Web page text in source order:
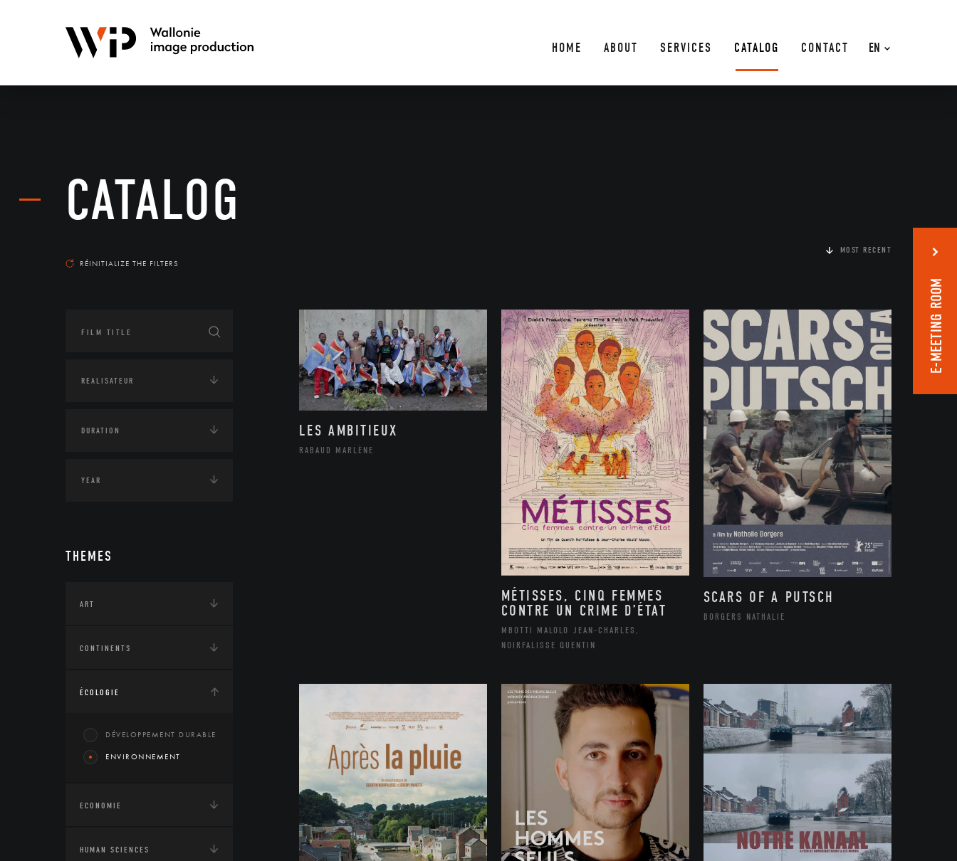
EN
HOME ABOUT SERVICES CATALOG CONTACT
CATALOG
RÉINITIALIZE THE FILTERS
THEMES
ART
CONTINENTS
ÉCOLOGIE
DÉVELOPPEMENT DURABLE
ENVIRONNEMENT
ECONOMIE
HUMAN SCIENCES
MOST RECENT
LES AMBITIEUX
RABAUD MARLÈNE
MÉTISSES, CINQ FEMMES
CONTRE UN CRIME D’ÉTAT
MBOTTI MALOLO JEAN-CHARLES,
NOIRFALISSE QUENTIN
SCARS OF A PUTSCH
BORGERS NATHALIE
E-MEETING ROOM